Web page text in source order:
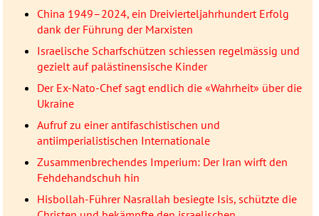
China 1949–2024, ein Dreivierteljahrhundert Erfolg
dank der Führung der Marxisten
Israelische Scharfschützen schiessen regelmässig und
gezielt auf palästinensische Kinder
Der Ex-Nato-Chef sagt endlich die «Wahrheit» über die
Ukraine
Aufruf zu einer antifaschistischen und
antiimperialistischen Internationale
Zusammenbrechendes Imperium: Der Iran wirft den
Fehdehandschuh hin
Hisbollah-Führer Nasrallah besiegte Isis, schützte die